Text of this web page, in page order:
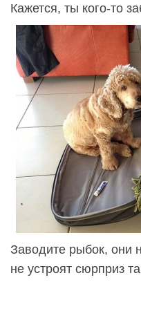
Кажется, ты кого-то
Заводите рыбок, они
не устроят сюрприз